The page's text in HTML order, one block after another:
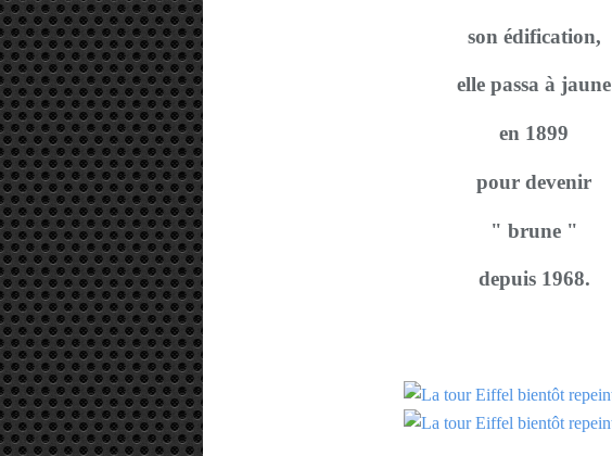
son édification,
elle passa à jaune
en 1899
pour devenir
" brune "
depuis 1968.